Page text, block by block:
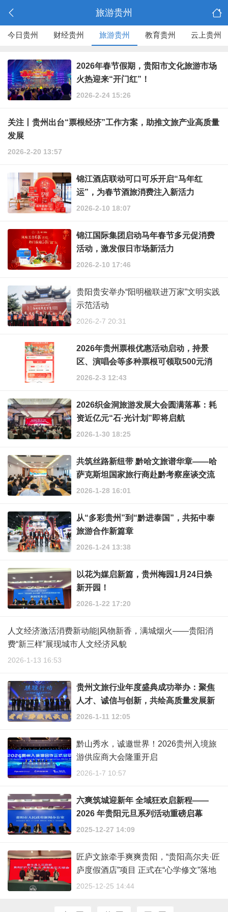
旅游贵州
今日贵州 财经贵州 旅游贵州 教育贵州 云上贵州
2026年春节假期，贵阳市文化旅游市场
火热迎来“开门红”！
2026-2-24 15:26
关注丨贵州出台“票根经济”工作方案，助推文旅产业高质量
发展
2026-2-20 13:57
锦江酒店联动可口可乐开启“马年红
运”，为春节酒旅消费注入新活力
2026-2-10 18:07
锦江国际集团启动马年春节多元促消费
活动，激发假日市场新活力
2026-2-10 17:46
贵阳贵安举办“阳明楹联进万家”文明实践
示范活动
2026-2-7 20:31
2026年贵州票根优惠活动启动，持景
区、演唱会等多种票根可领取500元消
费券！
2026-2-3 12:43
2026织金洞旅游发展大会圆满落幕：耗
资近亿元“石·光计划”即将启航
2026-1-30 18:25
共筑丝路新纽带 黔哈文旅谱华章——哈
萨克斯坦国家旅行商赴黔考察座谈交流
会成功举办
2026-1-28 16:01
从“多彩贵州”到“黔进泰国”，共拓中泰
旅游合作新篇章
2026-1-24 13:38
以花为媒启新篇，贵州梅园1月24日焕
新开园！
2026-1-22 17:20
人文经济激活消费新动能|风物新香，满城烟火——贵阳消
费“新三样”展现城市人文经济风貌
2026-1-13 16:53
贵州文旅行业年度盛典成功举办：聚焦
人才、诚信与创新，共绘高质量发展新
蓝图
2026-1-11 12:05
黔山秀水，诚邀世界！2026贵州入境旅
游供应商大会隆重开启
2026-1-7 10:57
六爽筑城迎新年 全域狂欢启新程——
2026 年贵阳元旦系列活动重磅启幕
2025-12-27 14:09
匠庐文旅牵手爽爽贵阳，“贵阳高尔夫·匠
庐度假酒店”项目 正式在“心学修文”落地
签约
2025-12-25 14:44